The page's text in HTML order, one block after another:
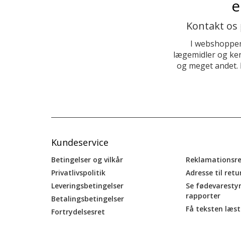
Kontakt os
I
lægemidler og
og meget
Kundeservice
Betingelser og vilkår
Privatlivspolitik
Leveringsbetingelser
Betalingsbetingelser
Fortrydelsesret
Adresse til
Se
rapporter
Få teksten